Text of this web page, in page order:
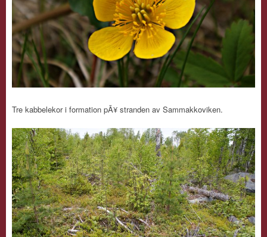
Tre kabbelekor i formation pÃ¥ stranden av Sammakkoviken.